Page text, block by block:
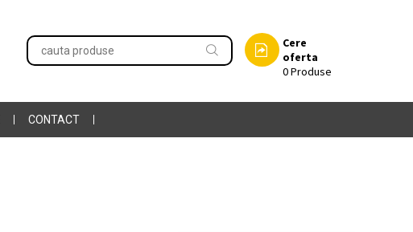
Cere
oferta
0Produse
CONTACT